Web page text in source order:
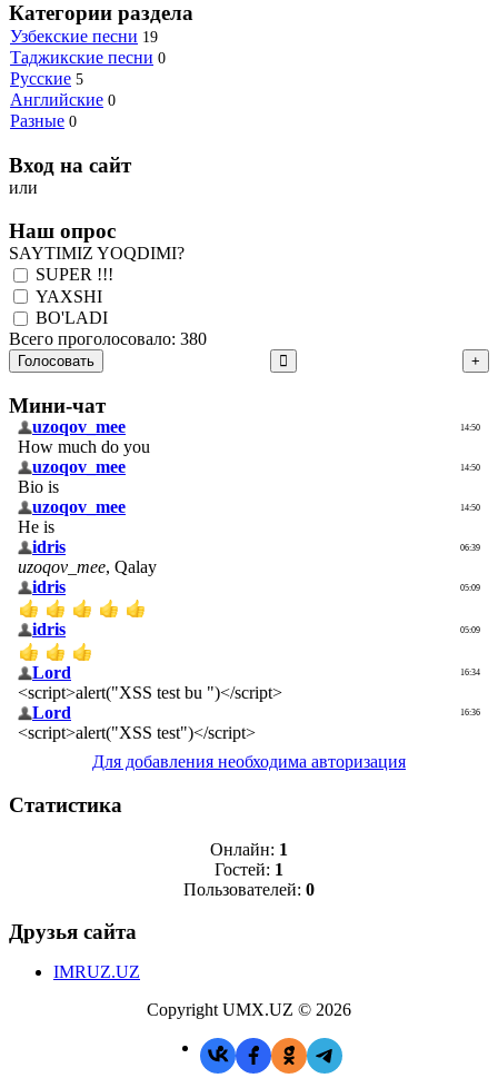
Категории раздела
Узбекские песни 19
Таджикские песни 0
Русские 5
Английские 0
Разные 0
Вход на сайт
или
Наш опрос
SAYTIMIZ YOQDIMI?
SUPER !!!
YAXSHI
BO'LADI
Всего проголосовало: 380
Голосовать
Мини-чат
Для добавления необходима авторизация
Статистика
Онлайн: 1
Гостей: 1
Пользователей: 0
Друзья сайта
IMRUZ.UZ
Copyright UMX.UZ © 2026